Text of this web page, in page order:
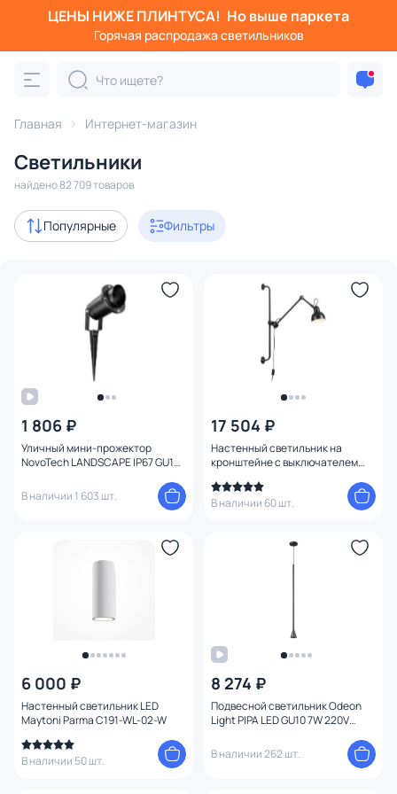
ЦЕНЫ НИЖЕ ПЛИНТУСА! Но выше паркета
Горячая распродажа светильников
Главная Интернет-магазин
Светильники
найдено 82 709 товаров
Популярные Фильтры
1 806 ₽
Уличный мини-прожектор
NovoTech LANDSCAPE IP67 GU10
В наличии 1 603 шт.
17 504 ₽
Настенный светильник на
кронштейне с выключателем
В наличии 60 шт.
6 000 ₽
Настенный светильник LED
Maytoni Parma C191-WL-02-W
В наличии 50 шт.
8 274 ₽
Подвесной светильник Odeon
Light PIPA LED GU10 7W 220V
В наличии 262 шт.
Фильтры
Категория: Все светильники
Люстры Подвесные светильники
Акции 6342
с 3D-моделями 6132
Цвет
Стиль
Страна
Тип помещения
Форма плафона
Оформление